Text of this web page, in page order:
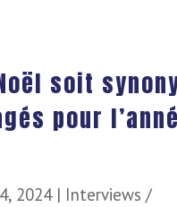
soit
pour
2024| Interviews /